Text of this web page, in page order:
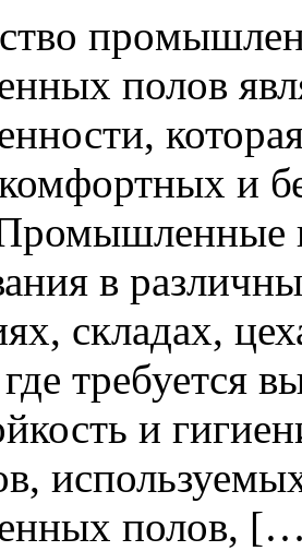
полов
и
в
складах,
требуется
и
полов,